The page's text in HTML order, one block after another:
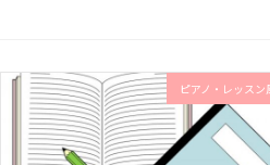
ピアノ・レッスン